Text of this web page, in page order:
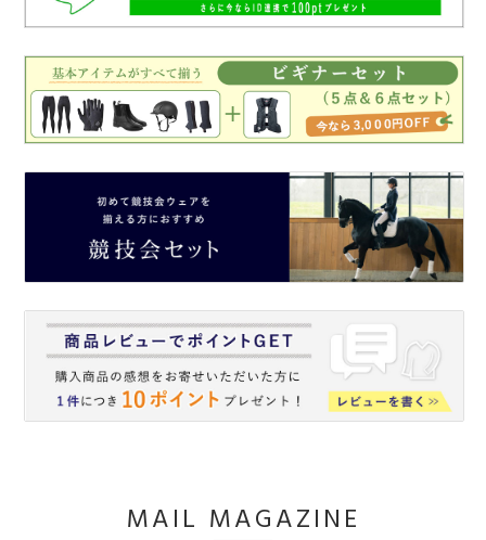
MAIL MAGAZINE